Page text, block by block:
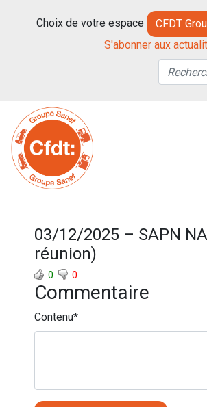
Choix de votre espace
CFDT
S'abonner aux
03/12/2025 – SAPN
réunion)
0 0
Commentaire
Contenu*